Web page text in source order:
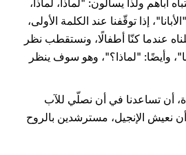
أباهم ولذا يسألون: "لماذا، لماذا،
إذا توقّفنا عند الكلمة الأولى،
عندما كنّا أطفالًا، ونستقطب نظر
وأيضًا: "لماذا؟"، وهو سوف ينظر
أن تساعدنا في أن نصلّي للآب
نعيش الإنجيل، مسترشدين بالروح